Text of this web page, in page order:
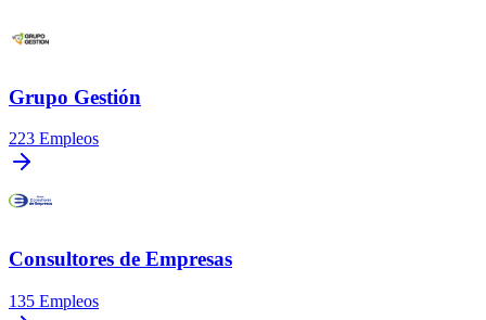
Grupo Gestión
223 Empleos
Consultores de Empresas
135 Empleos